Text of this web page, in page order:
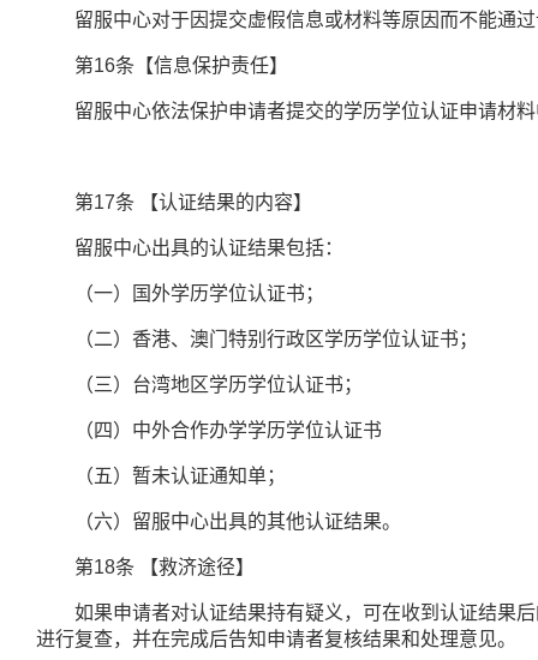
留服中心对于因提交虚假信息或材料等原因而不能通过
第16条【信息保护责任】
留服中心依法保护申请者提交的学历学位认证申请材料
第17条 【认证结果的内容】
留服中心出具的认证结果包括：
（一）国外学历学位认证书；
（二）香港、澳门特别行政区学历学位认证书；
（三）台湾地区学历学位认证书；
（四）中外合作办学学历学位认证书
（五）暂未认证通知单；
（六）留服中心出具的其他认证结果。
第18条 【救济途径】
如果申请者对认证结果持有疑义，可在收到认证结果后
进行复查，并在完成后告知申请者复核结果和处理意见。